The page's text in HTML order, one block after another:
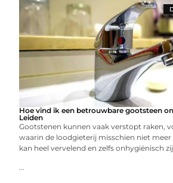
Hoe vind ik een betrouwbare gootsteen
Leiden
Gootstenen kunnen vaak verstopt raken,
waarin de loodgieterij misschien niet
kan heel vervelend en zelfs onhygiënisch
...